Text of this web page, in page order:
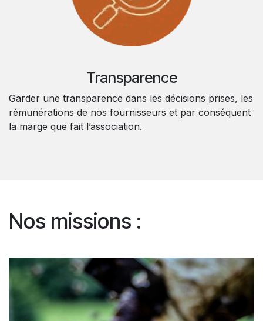
Transparence
Garder une transparence dans les décisions prises, les
rémunérations de nos fournisseurs et par conséquent
la marge que fait l’association.
Nos missions :